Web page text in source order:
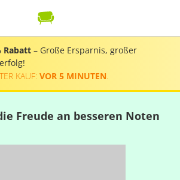
Rabatt – Große Ersparnis, großer
KAUF: VOR 5 MINUTEN
Freude an besseren Noten